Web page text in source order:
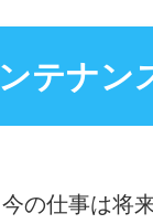
があり、資
身につけら
戦できる！／
テナン
今の仕事は将